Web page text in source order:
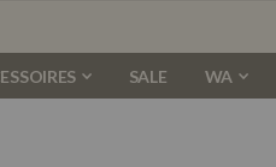
SALE WA